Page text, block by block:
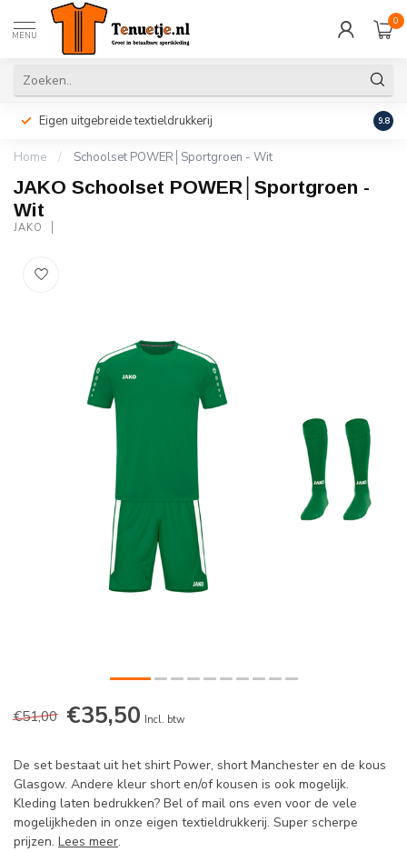
MENU
0
Eigen uitgebreide textieldrukkerij 9.8
Home / Schoolset POWER│Sportgroen - Wit
JAKO Schoolset POWER│Sportgroen -
Wit
JAKO
€51,00 €35,50 Incl. btw
De set bestaat uit het shirt Power, short Manchester en de kous
Glasgow. Andere kleur short en/of kousen is ook mogelijk.
Kleding laten bedrukken? Bel of mail ons even voor de vele
mogelijkheden in onze eigen textieldrukkerij. Super scherpe
prijzen. Lees meer.